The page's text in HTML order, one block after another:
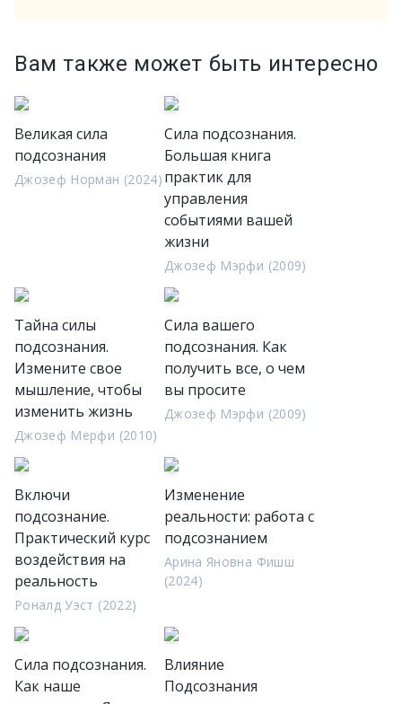
Вам также может быть интересно
Великая сила
подсознания
Джозеф Норман (2024)
Сила подсознания.
Большая книга
практик для
управления
событиями вашей
жизни
Джозеф Мэрфи (2009)
Тайна силы
подсознания.
Измените свое
мышление, чтобы
изменить жизнь
Джозеф Мерфи (2010)
Сила вашего
подсознания. Как
получить все, о чем
вы просите
Джозеф Мэрфи (2009)
Включи
подсознание.
Практический курс
воздействия на
реальность
Роналд Уэст (2022)
Изменение
реальности: работа с
подсознанием
Арина Яновна Фишш
(2024)
Сила подсознания.
Как наше
Влияние
Подсознания